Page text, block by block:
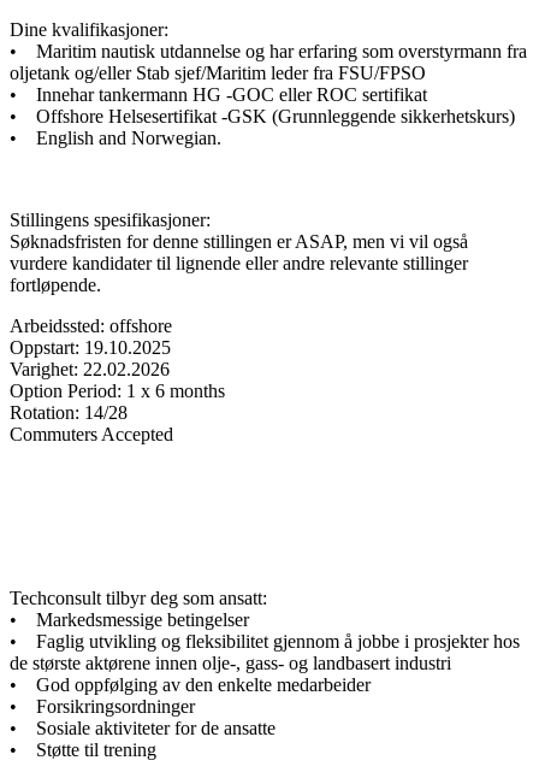
Dine kvalifikasjoner:
• Maritim nautisk utdannelse og har erfaring som overstyrmann fra
oljetank og/eller Stab sjef/Maritim leder fra FSU/FPSO
• Innehar tankermann HG -GOC eller ROC sertifikat
• Offshore Helsesertifikat -GSK (Grunnleggende sikkerhetskurs)
• English and Norwegian.
Stillingens spesifikasjoner:
Søknadsfristen for denne stillingen er ASAP, men vi vil også
vurdere kandidater til lignende eller andre relevante stillinger
fortløpende.
Arbeidssted: offshore
Oppstart: 19.10.2025
Varighet: 22.02.2026
Option Period: 1 x 6 months
Rotation: 14/28
Commuters Accepted
Techconsult tilbyr deg som ansatt:
• Markedsmessige betingelser
• Faglig utvikling og fleksibilitet gjennom å jobbe i prosjekter hos
de største aktørene innen olje-, gass- og landbasert industri
• God oppfølging av den enkelte medarbeider
• Forsikringsordninger
• Sosiale aktiviteter for de ansatte
• Støtte til trening